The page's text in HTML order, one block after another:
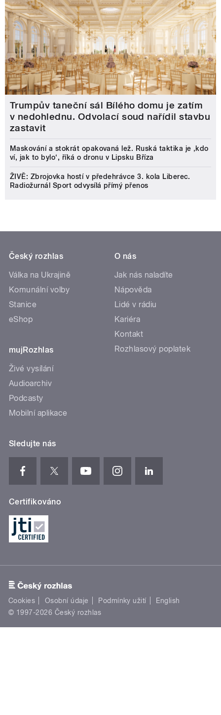
Trumpův taneční sál Bílého domu je zatím
v nedohlednu. Odvolací soud nařídil stavbu
zastavit
Maskování a stokrát opakovaná lež. Ruská taktika je ‚kdo
ví, jak to bylo‘, říká o dronu v Lipsku Bříza
ŽIVĚ: Zbrojovka hostí v předehrávce 3. kola Liberec.
Radiožurnál Sport odvysílá přímý přenos
Český rozhlas
Válka na Ukrajině
Komunální volby
Stanice
eShop
mujRozhlas
Živé vysílání
Audioarchiv
Podcasty
Mobilní aplikace
O nás
Jak nás naladíte
Nápověda
Lidé v rádiu
Kariéra
Kontakt
Rozhlasový poplatek
Sledujte nás
Certifikováno
Cookies Osobní údaje Podmínky užití
English
© 1997-2026 Český rozhlas